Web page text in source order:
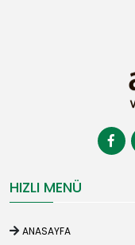
HIZLI MENÜ
ANASAYFA